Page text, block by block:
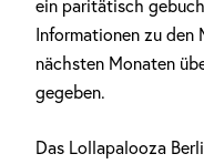
ein paritätisch
Informationen zu den
nächsten Monaten
gegeben.
Das Lollapalooza